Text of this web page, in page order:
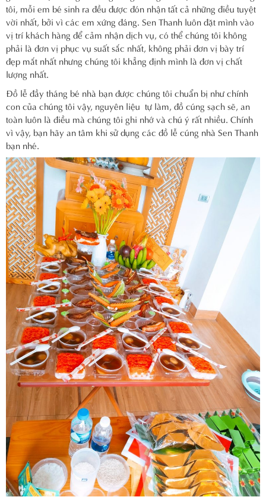
tôi, mỗi em bé sinh ra đều được đón nhận tất cả những điều tuyệt
vời nhất, bởi vì các em xứng đáng. Sen Thanh luôn đặt mình vào
vị trí khách hàng để cảm nhận dịch vụ, có thể chúng tôi không
phải là đơn vị phục vụ suất sắc nhất, không phải đơn vị bày trí
đẹp mắt nhất nhưng chúng tôi khẳng định mình là đơn vị chất
lượng nhất.
Đồ lễ đầy tháng bé nhà bạn được chúng tôi chuẩn bị như chính
con của chúng tôi vậy, nguyên liệu tự làm, đồ cúng sạch sẽ, an
toàn luôn là điều mà chúng tôi ghi nhớ và chú ý rất nhiều. Chính
vì vậy, bạn hãy an tâm khi sử dụng các đồ lễ cúng nhà Sen Thanh
bạn nhé.